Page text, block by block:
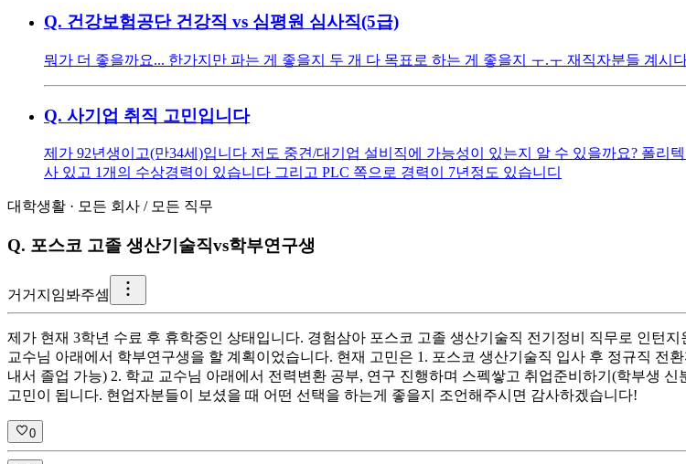
Q. 건강보험공단 건강직 vs 심평원 심사직(5급)
뭐가 더 좋을까요... 한가지만 파는 게 좋을지 두 개 다 목표로 하는 게 좋을지 ㅜ.ㅜ 재직자분들 계시
Q. 사기업 취직 고민입니다
제가 92년생이고(만34세)입니다 저도 중견/대기업 설비직에 가능성이 있는지 알 수 있을까요? 폴리
사 있고 1개의 수상경력이 있습니다 그리고 PLC 쪽으로 경력이 7년정도 있습니디
대학생활 · 모든 회사 / 모든 직무
Q. 포스코 고졸 생산기술직vs학부연구생
거 거지임봐주셈
제가 현재 3학년 수료 후 휴학중인 상태입니다. 경험삼아 포스코 고졸 생산기술직 전기정비 직무로 인턴
교수님 아래에서 학부연구생을 할 계획이었습니다. 현재 고민은 1. 포스코 생산기술직 입사 후 정규직
내서 졸업 가능) 2. 학교 교수님 아래에서 전력변환 공부, 연구 진행하며 스펙쌓고 취업준비하기(학부생
고민이 됩니다. 현업자분들이 보셨을 때 어떤 선택을 하는게 좋을지 조언해주시면 감사하겠습니다!
0